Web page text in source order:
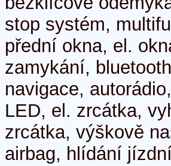
stop systém,
přední okna, el.
zamykání,
navigace,
LED, el. zrcátka,
zrcátka, výškově
airbag, hlídání